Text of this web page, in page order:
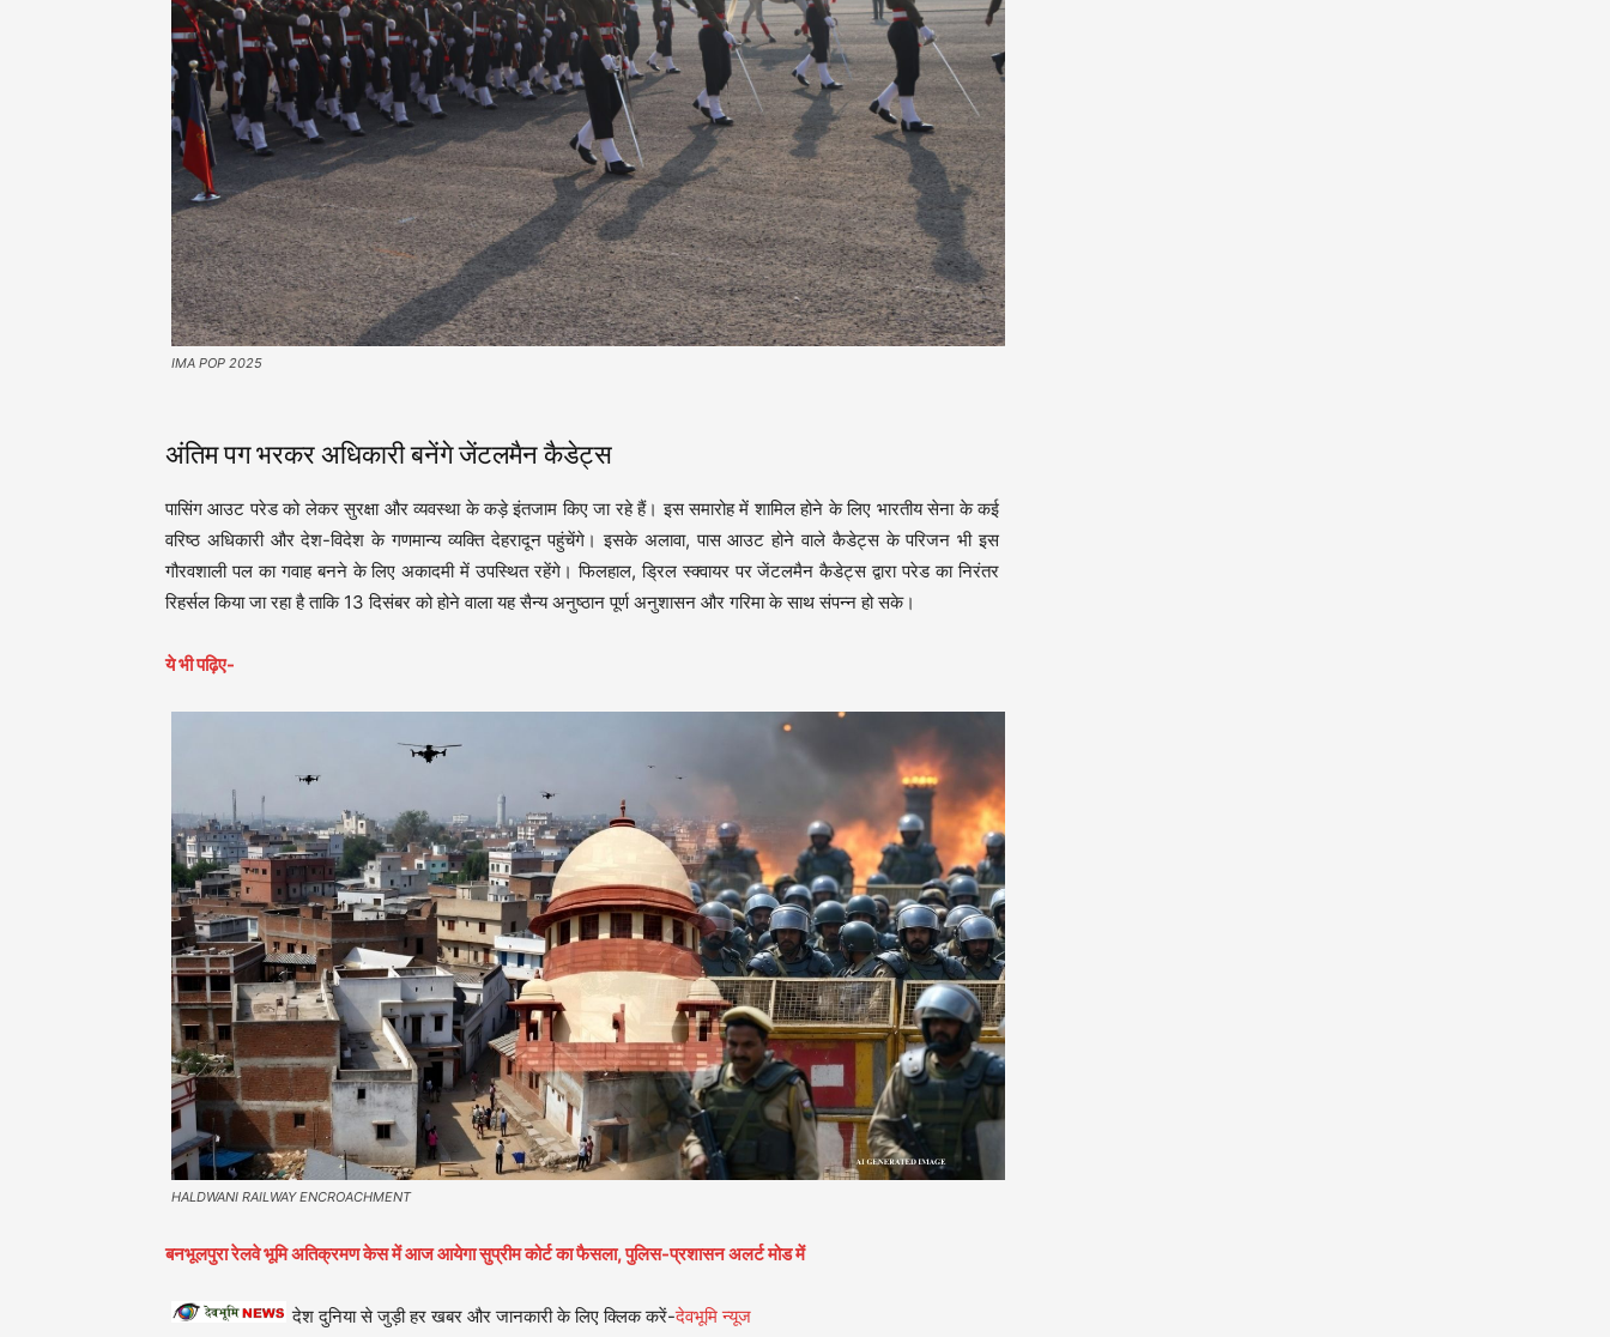
IMA POP 2025
अंतिम पग भरकर अधिकारी बनेंगे जेंटलमैन कैडेट्स
पासिंग आउट परेड को लेकर सुरक्षा और व्यवस्था के कड़े इंतजाम किए जा रहे हैं। इस समारोह में शामिल होने के लिए भारतीय सेना के कई
वरिष्ठ अधिकारी और देश-विदेश के गणमान्य व्यक्ति देहरादून पहुंचेंगे। इसके अलावा, पास आउट होने वाले कैडेट्स के परिजन भी इस
गौरवशाली पल का गवाह बनने के लिए अकादमी में उपस्थित रहेंगे। फिलहाल, ड्रिल स्क्वायर पर जेंटलमैन कैडेट्स द्वारा परेड का निरंतर
रिहर्सल किया जा रहा है ताकि 13 दिसंबर को होने वाला यह सैन्य अनुष्ठान पूर्ण अनुशासन और गरिमा के साथ संपन्न हो सके।
ये भी पढ़िए-
HALDWANI RAILWAY ENCROACHMENT
बनभूलपुरा रेलवे भूमि अतिक्रमण केस में आज आयेगा सुप्रीम कोर्ट का फैसला, पुलिस-प्रशासन अलर्ट मोड में
देश दुनिया से जुड़ी हर खबर और जानकारी के लिए क्लिक करें-देवभूमि न्यूज